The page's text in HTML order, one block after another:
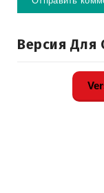
Версия Для